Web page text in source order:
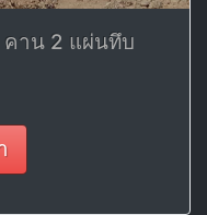
คาน 2 แผ่นทึบ